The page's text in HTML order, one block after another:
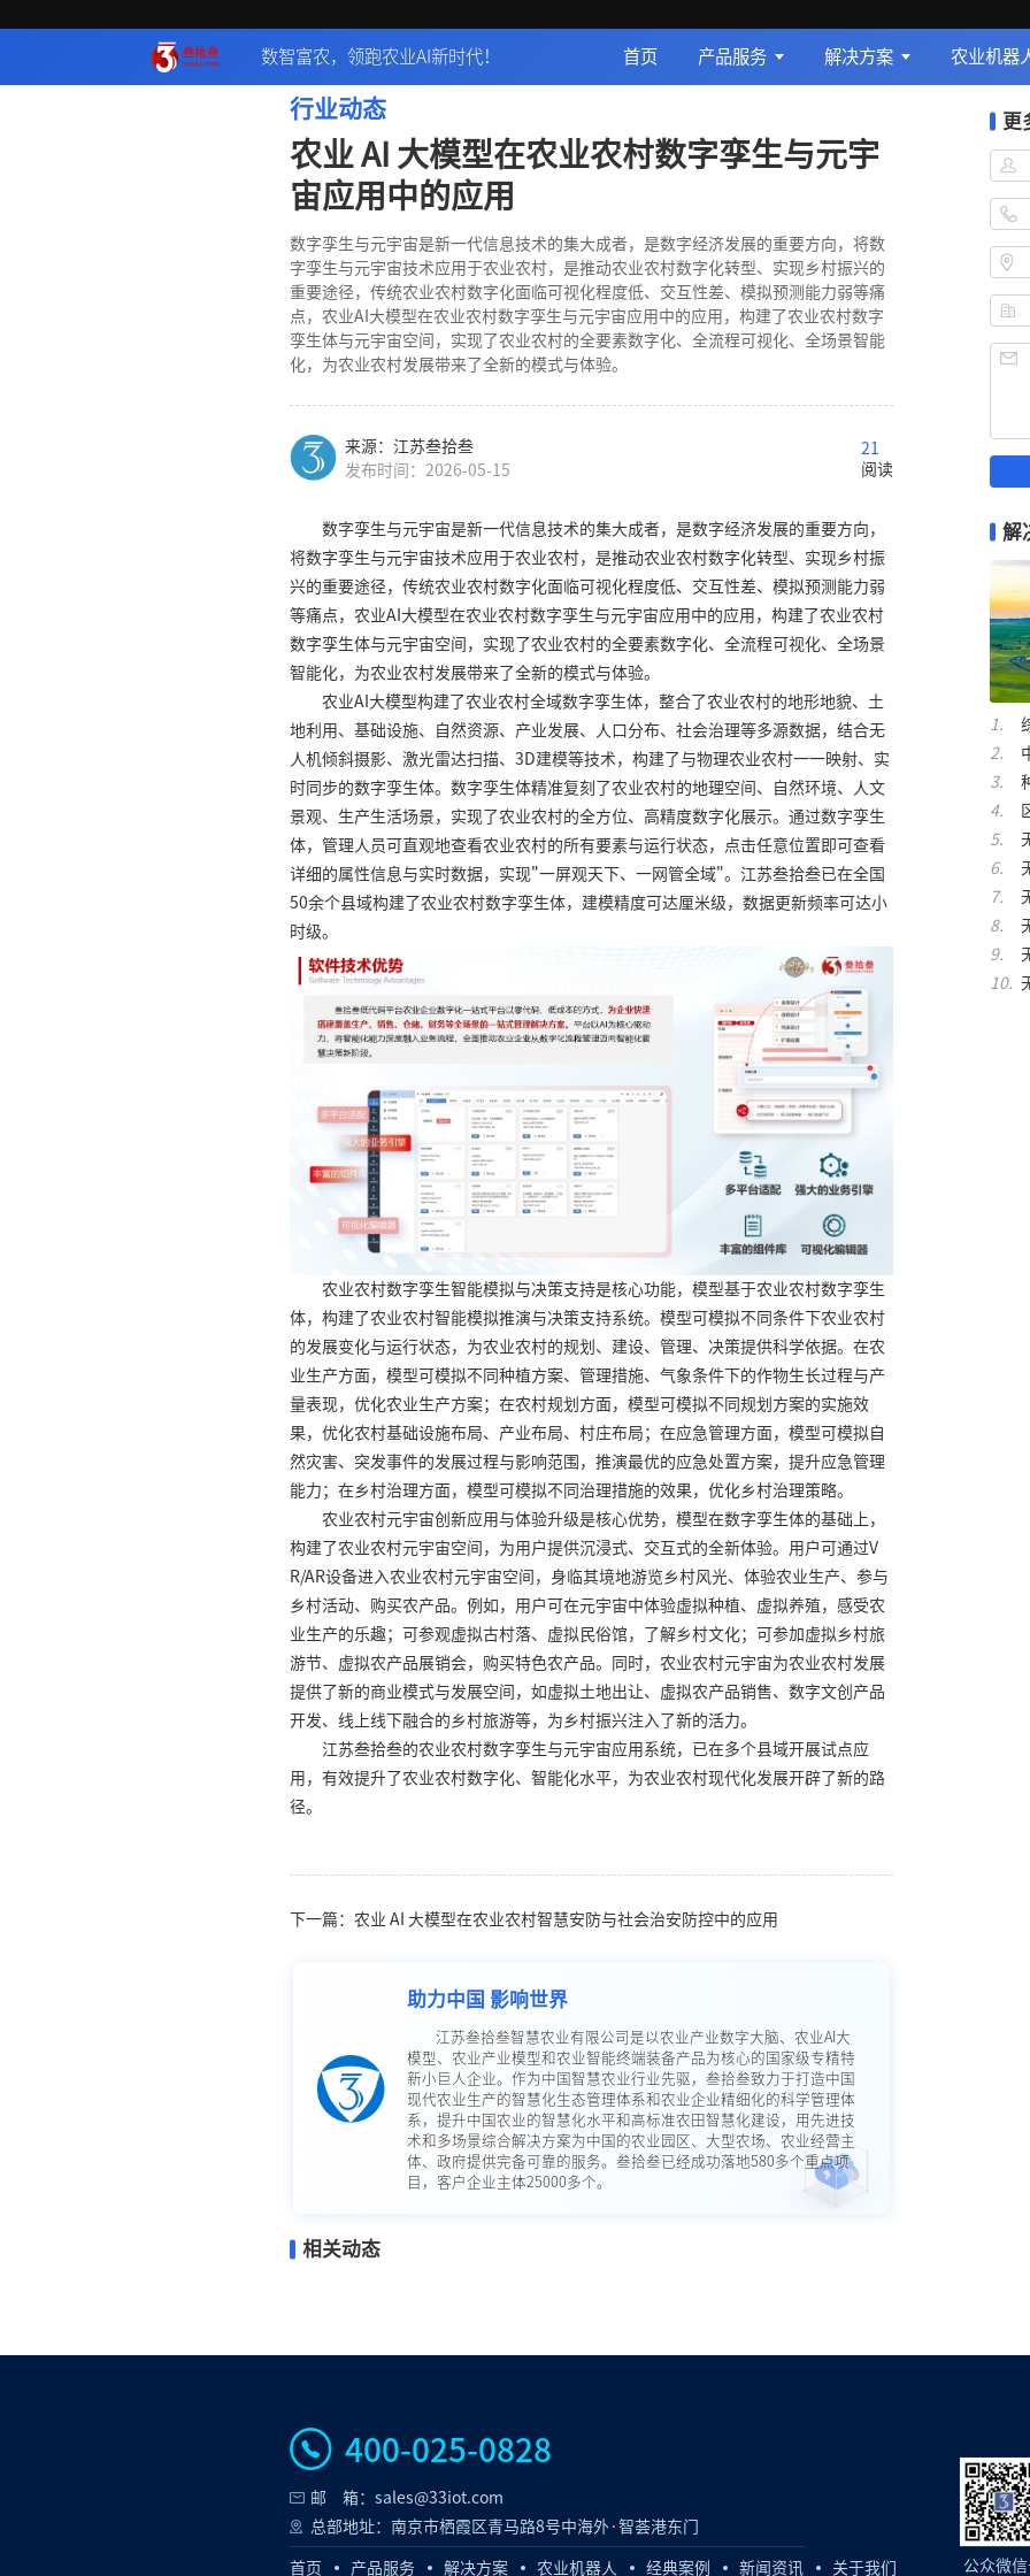
数智富农，领跑农业AI新时代！ 首页 产品服务 解决方案 农业机器
行业动态
农业 AI 大模型在农业农村数字孪生与元宇
宙应用中的应用
数字孪生与元宇宙是新一代信息技术的集大成者，是数字经济发展的重要方向，将数
字孪生与元宇宙技术应用于农业农村，是推动农业农村数字化转型、实现乡村振兴的
重要途径，传统农业农村数字化面临可视化程度低、交互性差、模拟预测能力弱等痛
点，农业AI大模型在农业农村数字孪生与元宇宙应用中的应用，构建了农业农村数字
孪生体与元宇宙空间，实现了农业农村的全要素数字化、全流程可视化、全场景智能
化，为农业农村发展带来了全新的模式与体验。
来源：江苏叁拾叁
发布时间：2026-05-15
21
阅读
数字孪生与元宇宙是新一代信息技术的集大成者，是数字经济发展的重要方向，
将数字孪生与元宇宙技术应用于农业农村，是推动农业农村数字化转型、实现乡村振
兴的重要途径，传统农业农村数字化面临可视化程度低、交互性差、模拟预测能力弱
等痛点，农业AI大模型在农业农村数字孪生与元宇宙应用中的应用，构建了农业农村
数字孪生体与元宇宙空间，实现了农业农村的全要素数字化、全流程可视化、全场景
智能化，为农业农村发展带来了全新的模式与体验。
农业AI大模型构建了农业农村全域数字孪生体，整合了农业农村的地形地貌、土
地利用、基础设施、自然资源、产业发展、人口分布、社会治理等多源数据，结合无
人机倾斜摄影、激光雷达扫描、3D建模等技术，构建了与物理农业农村一一映射、实
时同步的数字孪生体。数字孪生体精准复刻了农业农村的地理空间、自然环境、人文
景观、生产生活场景，实现了农业农村的全方位、高精度数字化展示。通过数字孪生
体，管理人员可直观地查看农业农村的所有要素与运行状态，点击任意位置即可查看
详细的属性信息与实时数据，实现"一屏观天下、一网管全域"。江苏叁拾叁已在全国
50余个县域构建了农业农村数字孪生体，建模精度可达厘米级，数据更新频率可达小
时级。
农业农村数字孪生智能模拟与决策支持是核心功能，模型基于农业农村数字孪生
体，构建了农业农村智能模拟推演与决策支持系统。模型可模拟不同条件下农业农村
的发展变化与运行状态，为农业农村的规划、建设、管理、决策提供科学依据。在农
业生产方面，模型可模拟不同种植方案、管理措施、气象条件下的作物生长过程与产
量表现，优化农业生产方案；在农村规划方面，模型可模拟不同规划方案的实施效
果，优化农村基础设施布局、产业布局、村庄布局；在应急管理方面，模型可模拟自
然灾害、突发事件的发展过程与影响范围，推演最优的应急处置方案，提升应急管理
能力；在乡村治理方面，模型可模拟不同治理措施的效果，优化乡村治理策略。
农业农村元宇宙创新应用与体验升级是核心优势，模型在数字孪生体的基础上，
构建了农业农村元宇宙空间，为用户提供沉浸式、交互式的全新体验。用户可通过V
R/AR设备进入农业农村元宇宙空间，身临其境地游览乡村风光、体验农业生产、参与
乡村活动、购买农产品。例如，用户可在元宇宙中体验虚拟种植、虚拟养殖，感受农
业生产的乐趣；可参观虚拟古村落、虚拟民俗馆，了解乡村文化；可参加虚拟乡村旅
游节、虚拟农产品展销会，购买特色农产品。同时，农业农村元宇宙为农业农村发展
提供了新的商业模式与发展空间，如虚拟土地出让、虚拟农产品销售、数字文创产品
开发、线上线下融合的乡村旅游等，为乡村振兴注入了新的活力。
江苏叁拾叁的农业农村数字孪生与元宇宙应用系统，已在多个县域开展试点应
用，有效提升了农业农村数字化、智能化水平，为农业农村现代化发展开辟了新的路
径。
下一篇：农业 AI 大模型在农业农村智慧安防与社会治安防控中的应用
助力中国 影响世界
江苏叁拾叁智慧农业有限公司是以农业产业数字大脑、农业AI大
模型、农业产业模型和农业智能终端装备产品为核心的国家级专精特
新小巨人企业。作为中国智慧农业行业先驱，叁拾叁致力于打造中国
现代农业生产的智慧化生态管理体系和农业企业精细化的科学管理体
系，提升中国农业的智慧化水平和高标准农田智慧化建设，用先进技
术和多场景综合解决方案为中国的农业园区、大型农场、农业经营主
体、政府提供完备可靠的服务。叁拾叁已经成功落地580多个重点项
目，客户企业主体25000多个。
相关动态
更
解
400-025-0828
邮 箱：sales@33iot.com
总部地址：南京市栖霞区青马路8号中海外·智荟港东门
首页 产品服务 解决方案 农业机器人 经典案例 新闻资讯 关于我们 公众微